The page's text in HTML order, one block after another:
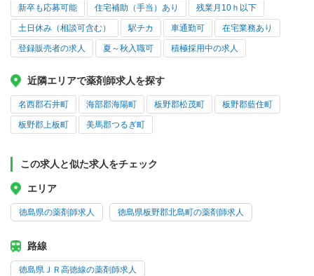
新卒も応募可能 住宅補助（手当）あり 残業月10ｈ以下
土日休み（相談可含む） 駅チカ 車通勤可 在宅業務あり
登録販売者の求人 夏～秋入職可 積極採用中の求人
近隣エリアで薬剤師求人を探す
名西郡石井町 海部郡海陽町 板野郡松茂町 板野郡藍住町
板野郡上板町 美馬郡つるぎ町
この求人と似た求人をチェック
エリア
徳島県の薬剤師求人 徳島県板野郡北島町の薬剤師求人
路線
徳島県ＪＲ高徳線の薬剤師求人